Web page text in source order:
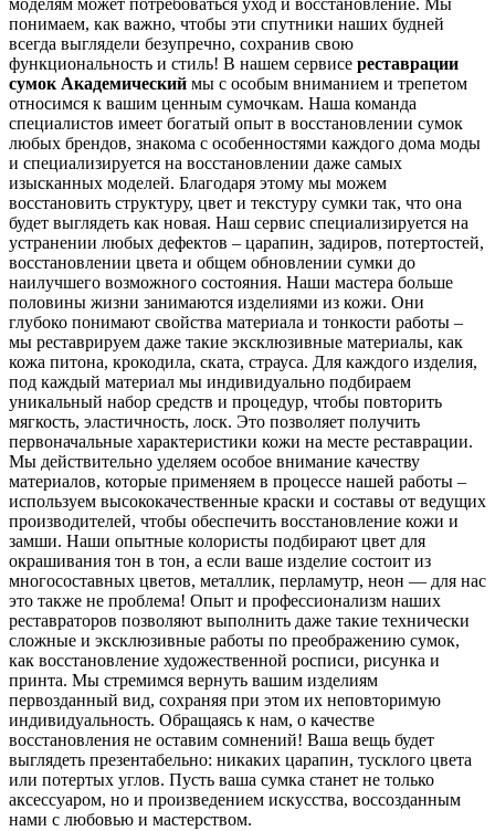
моделям может потребоваться уход и восстановление. Мы
понимаем, как важно, чтобы эти спутники наших будней
всегда выглядели безупречно, сохранив свою
функциональность и стиль! В нашем сервисе реставрации
сумок Академический мы с особым вниманием и трепетом
относимся к вашим ценным сумочкам. Наша команда
специалистов имеет богатый опыт в восстановлении сумок
любых брендов, знакома с особенностями каждого дома моды
и специализируется на восстановлении даже самых
изысканных моделей. Благодаря этому мы можем
восстановить структуру, цвет и текстуру сумки так, что она
будет выглядеть как новая. Наш сервис специализируется на
устранении любых дефектов – царапин, задиров, потертостей,
восстановлении цвета и общем обновлении сумки до
наилучшего возможного состояния. Наши мастера больше
половины жизни занимаются изделиями из кожи. Они
глубоко понимают свойства материала и тонкости работы –
мы реставрируем даже такие эксклюзивные материалы, как
кожа питона, крокодила, ската, страуса. Для каждого изделия,
под каждый материал мы индивидуально подбираем
уникальный набор средств и процедур, чтобы повторить
мягкость, эластичность, лоск. Это позволяет получить
первоначальные характеристики кожи на месте реставрации.
Мы действительно уделяем особое внимание качеству
материалов, которые применяем в процессе нашей работы –
используем высококачественные краски и составы от ведущих
производителей, чтобы обеспечить восстановление кожи и
замши. Наши опытные колористы подбирают цвет для
окрашивания тон в тон, а если ваше изделие состоит из
многосоставных цветов, металлик, перламутр, неон — для нас
это также не проблема! Опыт и профессионализм наших
реставраторов позволяют выполнить даже такие технически
сложные и эксклюзивные работы по преображению сумок,
как восстановление художественной росписи, рисунка и
принта. Мы стремимся вернуть вашим изделиям
первозданный вид, сохраняя при этом их неповторимую
индивидуальность. Обращаясь к нам, о качестве
восстановления не оставим сомнений! Ваша вещь будет
выглядеть презентабельно: никаких царапин, тусклого цвета
или потертых углов. Пусть ваша сумка станет не только
аксессуаром, но и произведением искусства, воссозданным
нами с любовью и мастерством.